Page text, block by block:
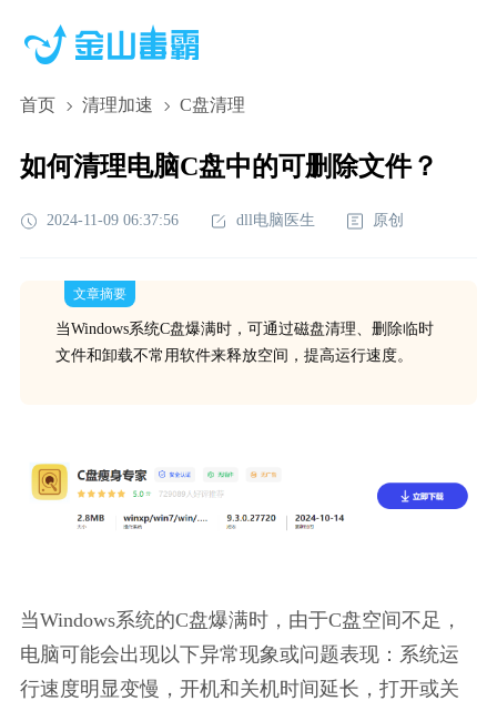
首页 清理加速 C盘清理
如何清理电脑C盘中的可删除文件？
2024-11-09 06:37:56 dll电脑医生 原创
文章摘要
当Windows系统C盘爆满时，可通过磁盘清理、删除临时
文件和卸载不常用软件来释放空间，提高运行速度。
当Windows系统的C盘爆满时，由于C盘空间不足，
电脑可能会出现以下异常现象或问题表现：系统运
行速度明显变慢，开机和关机时间延长，打开或关